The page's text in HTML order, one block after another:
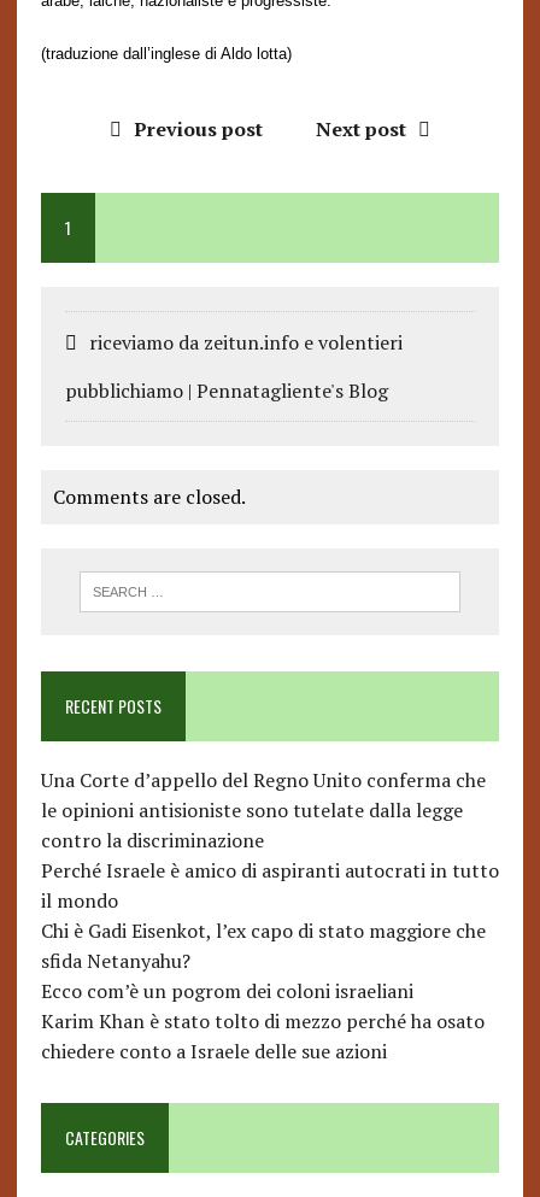
(traduzione dall’inglese di Aldo lotta)
Previous post Next post
1
riceviamo da zeitun.info e volentieri
pubblichiamo | Pennatagliente's Blog
Comments are closed.
RECENT POSTS
Una Corte d’appello del Regno Unito conferma che
le opinioni antisioniste sono tutelate dalla legge
contro la discriminazione
Perché Israele è amico di aspiranti autocrati in tutto
il mondo
Chi è Gadi Eisenkot, l’ex capo di stato maggiore che
sfida Netanyahu?
Ecco com’è un pogrom dei coloni israeliani
Karim Khan è stato tolto di mezzo perché ha osato
chiedere conto a Israele delle sue azioni
CATEGORIES